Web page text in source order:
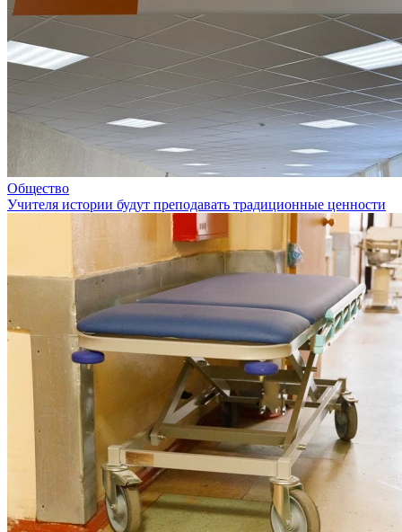
Общество
Учителя истории будут преподавать традиционные ценности